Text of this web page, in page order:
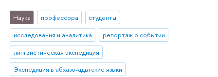
Наука профессора
студенты
исследования и аналитика
репортаж о событии
лингвистическая экспедиция
Экспедиция в абхазо-адыгские языки